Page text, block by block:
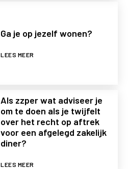
Ga je op jezelf wonen?
LEES MEER
Als zzper wat adviseer je
om te doen als je twijfelt
over het recht op aftrek
voor een afgelegd zakelijk
diner?
LEES MEER